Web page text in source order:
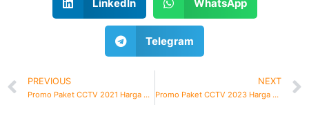
LinkedIn WhatsApp
Telegram
PREVIOUS
Promo Paket CCTV 2021 Harga Murah
NEXT
Promo Paket CCTV 2023 Harga Murah